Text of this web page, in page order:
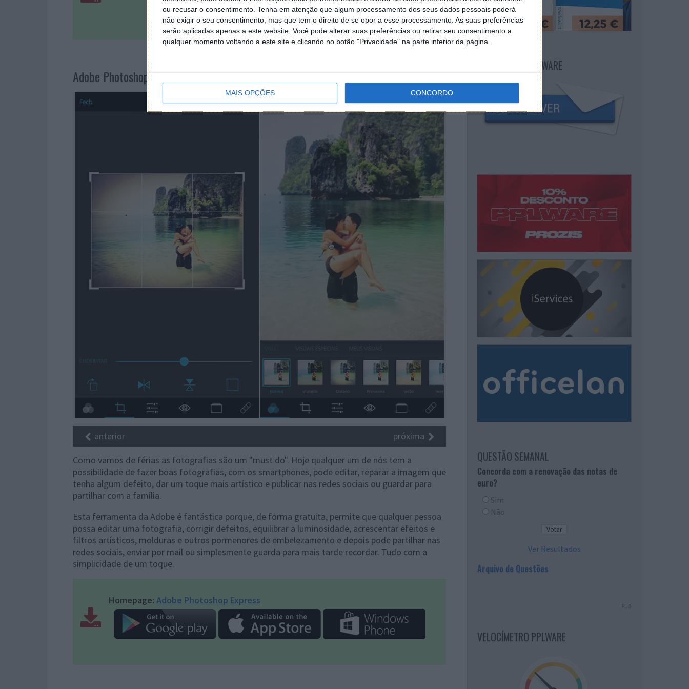
ou recusar o consentimento. Tenha em atenção que algum processamento dos seus dados pessoais poderá
não exigir o seu consentimento, mas que tem o direito de se opor a esse processamento. As suas preferências
serão aplicadas apenas a este website. Você pode alterar suas preferências ou retirar seu consentimento a
qualquer momento voltando a este site e clicando no botão "Privacidade" na parte inferior da página.
MAIS OPÇÕES CONCORDO
Adobe Photoshop Express
anterior próxima
Como vamos de férias as fotografias são um "must do". Hoje qualquer um de nós tem a
possibilidade de fazer boas fotografias, com os smartphones, pode editar, reparar a imagem que
tenha algum defeito, dar um toque mais artístico e publicar nas redes sociais ou guardar para
partilhar com a família.
Esta ferramenta da Adobe é fantástica porque, de forma gratuita, permite que qualquer pessoa
possa editar uma fotografia, corrigir defeitos, equilibrar a luminosidade, acrescentar efeitos e
filtros artísticos, molduras e outros pormenores de embelezamento e depois pode partilhar nas
redes sociais, enviar por mail ou simplesmente guarda para mais tarde recordar. Tudo com a
simplicidade de um toque.
Homepage: Adobe Photoshop Express
NEWSLETTER PPLWARE
QUESTÃO SEMANAL
Concorda com a renovação das notas de
euro?
Sim
Não
Ver Resultados
Arquivo de Questões
PUB
VELOCÍMETRO PPLWARE